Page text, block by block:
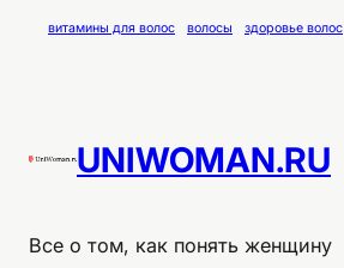
витамины для волос волосы здоровье волос
UNIWOMAN.RU
Все о том, как понять женщину